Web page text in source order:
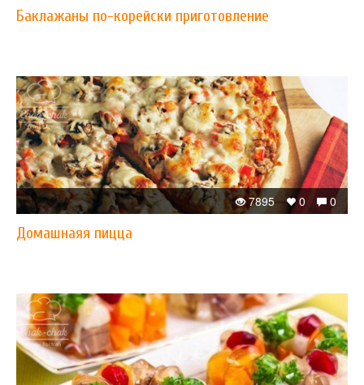
Баклажаны по-корейски приготовление
0
0
7895
Домашнаяя пицца